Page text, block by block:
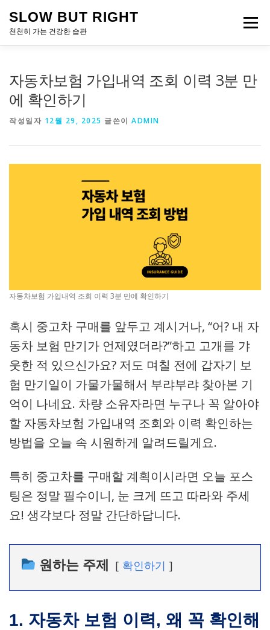
SLOW BUT RIGHT
천천히 가는 건강한 습관
메뉴
자동차보험 가입내역 조회 이력 3분 만
에 확인하기
작성일자 12월 29, 2025 글쓴이 ADMIN
자동차보험 가입내역 조회 이력 3분 만에 확인하기
혹시 중고차 구매를 앞두고 계시거나, “어? 내 자
동차 보험 만기가 언제였더라?”하고 고개를 갸
웃한 적 있으신가요? 저도 며칠 전에 갑자기 보
험 만기일이 가물가물해서 부랴부랴 찾아본 기
억이 나네요. 차량 소유자라면 누구나 꼭 알아야
할 자동차보험 가입내역 조회와 이력 확인하는
방법을 오늘 속 시원하게 알려드릴게요.
특히 중고차를 구매할 계획이시라면 오늘 포스
팅은 정말 필수이니, 눈 크게 뜨고 따라와 주세
요! 생각보다 정말 간단하답니다.
원하는 주제 확인하기
1. 자동차 보험 이력, 왜 꼭 확인해